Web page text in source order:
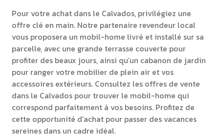
Pour votre achat dans le Calvados, privilégiez une
offre clé en main. Notre partenaire revendeur local
vous proposera un mobil-home livré et installé sur sa
parcelle, avec une grande terrasse couverte pour
profiter des beaux jours, ainsi qu’un cabanon de jardin
pour ranger votre mobilier de plein air et vos
accessoires extérieurs. Consultez les offres de vente
dans le Calvados pour trouver le mobil-home qui
correspond parfaitement à vos besoins. Profitez de
cette opportunité d'achat pour passer des vacances
sereines dans un cadre idéal.